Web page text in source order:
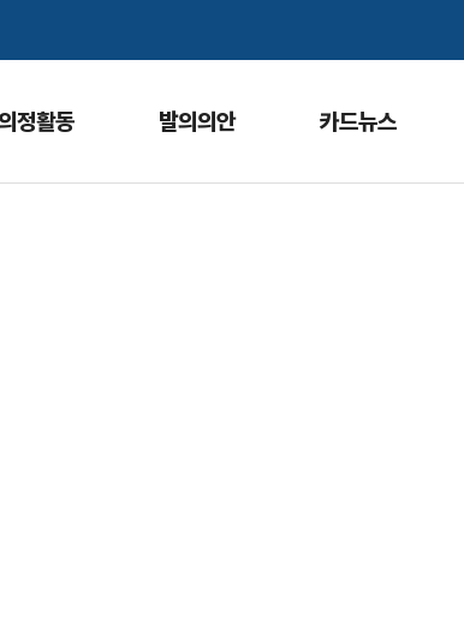
정활동 발의의안 카드뉴스